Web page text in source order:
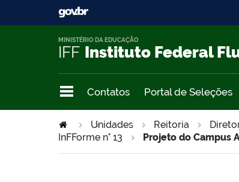
IFF Instituto Federal
MINISTÉRIO DA EDUCAÇÃO
Contatos Portal de Seleções
Unidades Reitoria
>
InFForme n° 13
Projeto do Campus